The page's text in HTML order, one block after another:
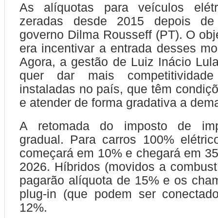
As alíquotas para veículos
zeradas desde 2015 depois
governo Dilma Rousseff (PT). O
era incentivar a entrada desses
Agora, a gestão de Luiz Inácio
quer dar mais
instaladas no país, que têm
e atender de forma gradativa a
A retomada do imposto de
gradual. Para carros 100%
começará em 10% e chegará em
2026. Híbridos (movidos a
pagarão alíquota de 15% e os
plug-in (que podem ser
12%.